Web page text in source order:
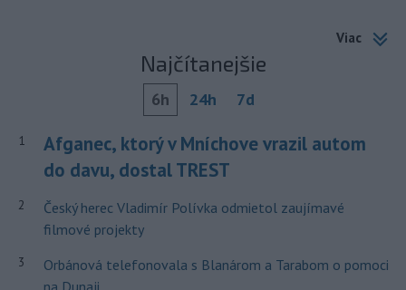
Viac
Najčítanejšie
6h 24h 7d
1
Afganec, ktorý v Mníchove vrazil autom
do davu, dostal TREST
2
Český herec Vladimír Polívka odmietol zaujímavé
filmové projekty
3
Orbánová telefonovala s Blanárom a Tarabom o pomoci
na Dunaji